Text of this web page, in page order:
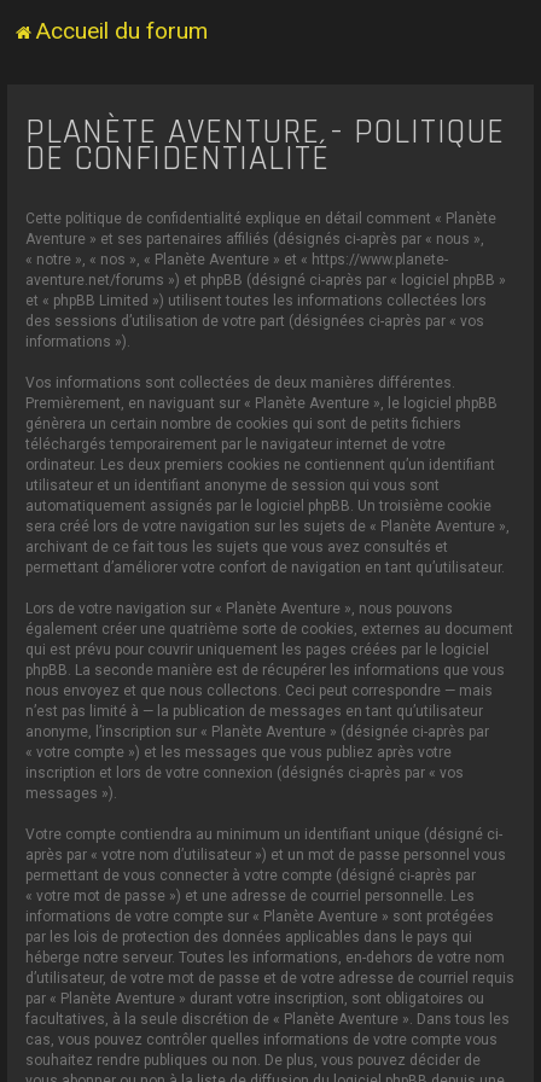
Accueil du forum
PLANÈTE AVENTURE - POLITIQUE
DE CONFIDENTIALITÉ
Cette politique de confidentialité explique en détail comment « Planète
Aventure » et ses partenaires affiliés (désignés ci-après par « nous »,
« notre », « nos », « Planète Aventure » et « https://www.planete-
aventure.net/forums ») et phpBB (désigné ci-après par « logiciel phpBB »
et « phpBB Limited ») utilisent toutes les informations collectées lors
des sessions d’utilisation de votre part (désignées ci-après par « vos
informations »).
Vos informations sont collectées de deux manières différentes.
Premièrement, en naviguant sur « Planète Aventure », le logiciel phpBB
génèrera un certain nombre de cookies qui sont de petits fichiers
téléchargés temporairement par le navigateur internet de votre
ordinateur. Les deux premiers cookies ne contiennent qu’un identifiant
utilisateur et un identifiant anonyme de session qui vous sont
automatiquement assignés par le logiciel phpBB. Un troisième cookie
sera créé lors de votre navigation sur les sujets de « Planète Aventure »,
archivant de ce fait tous les sujets que vous avez consultés et
permettant d’améliorer votre confort de navigation en tant qu’utilisateur.
Lors de votre navigation sur « Planète Aventure », nous pouvons
également créer une quatrième sorte de cookies, externes au document
qui est prévu pour couvrir uniquement les pages créées par le logiciel
phpBB. La seconde manière est de récupérer les informations que vous
nous envoyez et que nous collectons. Ceci peut correspondre — mais
n’est pas limité à — la publication de messages en tant qu’utilisateur
anonyme, l’inscription sur « Planète Aventure » (désignée ci-après par
« votre compte ») et les messages que vous publiez après votre
inscription et lors de votre connexion (désignés ci-après par « vos
messages »).
Votre compte contiendra au minimum un identifiant unique (désigné ci-
après par « votre nom d’utilisateur ») et un mot de passe personnel vous
permettant de vous connecter à votre compte (désigné ci-après par
« votre mot de passe ») et une adresse de courriel personnelle. Les
informations de votre compte sur « Planète Aventure » sont protégées
par les lois de protection des données applicables dans le pays qui
héberge notre serveur. Toutes les informations, en-dehors de votre nom
d’utilisateur, de votre mot de passe et de votre adresse de courriel requis
par « Planète Aventure » durant votre inscription, sont obligatoires ou
facultatives, à la seule discrétion de « Planète Aventure ». Dans tous les
cas, vous pouvez contrôler quelles informations de votre compte vous
souhaitez rendre publiques ou non. De plus, vous pouvez décider de